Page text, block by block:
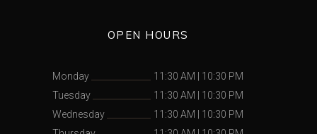
OPEN HOURS
Monday 11:30 AM
10:30 PM
Tuesday
11:30 AM
10:30 PM
Wednesday
11:30 AM
10:30 PM